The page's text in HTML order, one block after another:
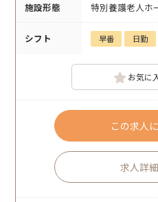
施設形態 特別養護老人ホ
シフト 早番 日勤
お気に
この求人
求人詳